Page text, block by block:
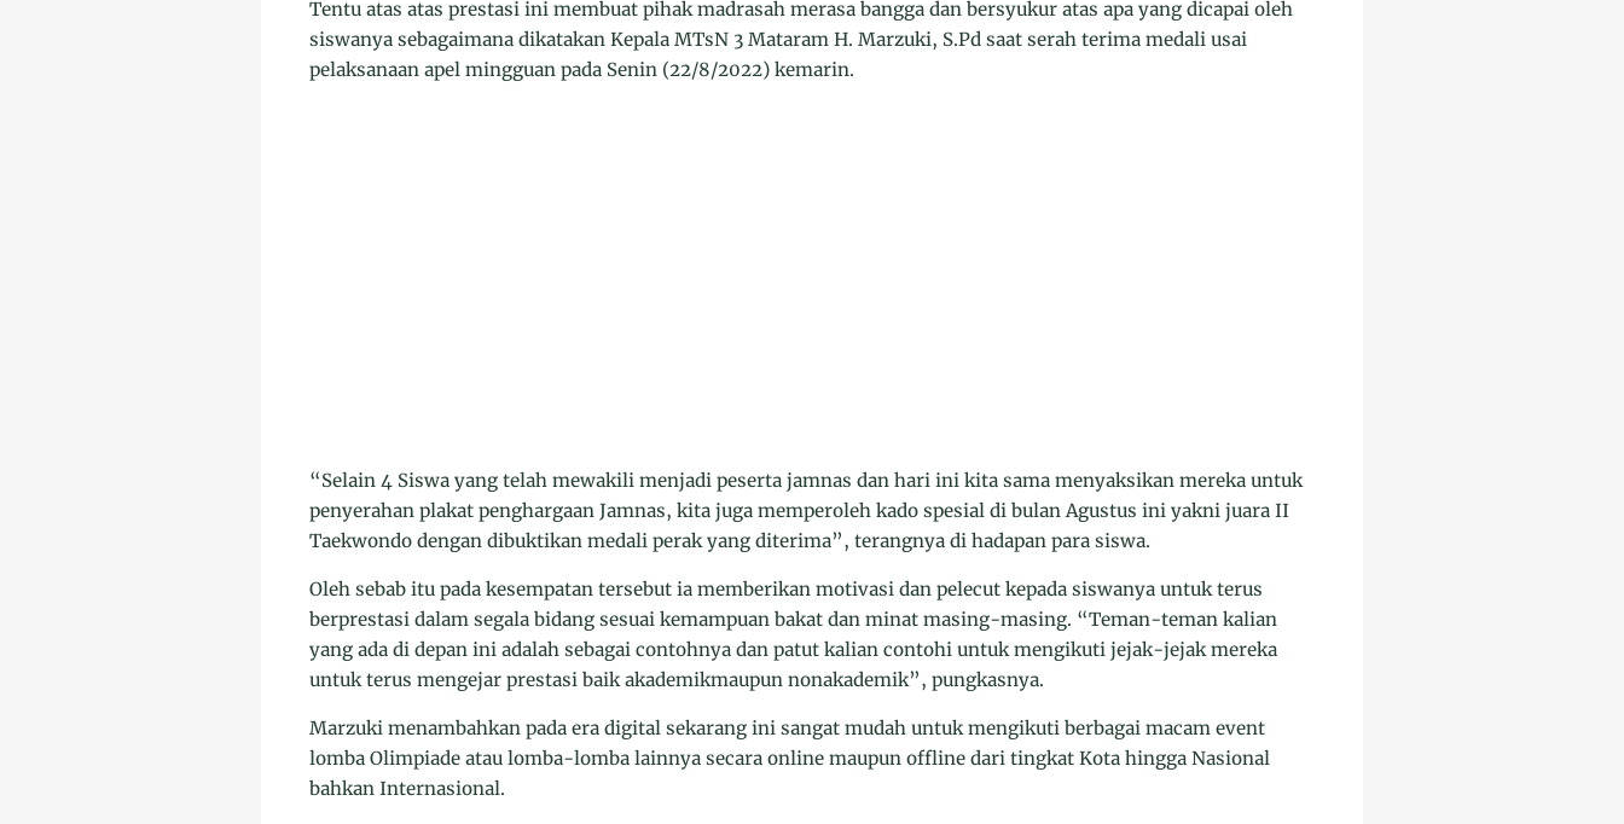
Tentu atas atas prestasi ini membuat pihak madrasah merasa bangga dan bersyukur atas apa yang dicapai oleh
siswanya sebagaimana dikatakan Kepala MTsN 3 Mataram H. Marzuki, S.Pd saat serah terima medali usai
pelaksanaan apel mingguan pada Senin (22/8/2022) kemarin.
“Selain 4 Siswa yang telah mewakili menjadi peserta jamnas dan hari ini kita sama menyaksikan mereka untuk
penyerahan plakat penghargaan Jamnas, kita juga memperoleh kado spesial di bulan Agustus ini yakni juara II
Taekwondo dengan dibuktikan medali perak yang diterima”, terangnya di hadapan para siswa.
Oleh sebab itu pada kesempatan tersebut ia memberikan motivasi dan pelecut kepada siswanya untuk terus
berprestasi dalam segala bidang sesuai kemampuan bakat dan minat masing-masing. “Teman-teman kalian
yang ada di depan ini adalah sebagai contohnya dan patut kalian contohi untuk mengikuti jejak-jejak mereka
untuk terus mengejar prestasi baik akademikmaupun nonakademik”, pungkasnya.
Marzuki menambahkan pada era digital sekarang ini sangat mudah untuk mengikuti berbagai macam event
lomba Olimpiade atau lomba-lomba lainnya secara online maupun offline dari tingkat Kota hingga Nasional
bahkan Internasional.